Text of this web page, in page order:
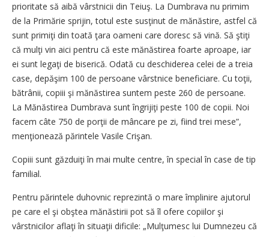
prioritate să aibă vârstnicii din Teiuş. La Dumbrava nu primim
de la Primărie sprijin, totul este susţinut de mănăstire, astfel că
sunt primiţi din toată ţara oameni care doresc să vină. Să ştiţi
că mulţi vin aici pentru că este mănăstirea foarte aproape, iar
ei sunt legaţi de biserică. Odată cu deschiderea celei de a treia
case, depăşim 100 de persoane vârstnice beneficiare. Cu toţii,
bătrânii, copiii şi mănăstirea suntem peste 260 de persoane.
La Mănăstirea Dumbrava sunt îngrijiţi peste 100 de copii. Noi
facem câte 750 de porţii de mâncare pe zi, fiind trei mese”,
menţionează părintele Vasile Crişan.
Copiii sunt găzduiţi în mai multe centre, în special în case de tip
familial.
Pentru părintele duhovnic reprezintă o mare împlinire ajutorul
pe care el şi obştea mănăstirii pot să îl ofere copiilor şi
vârstnicilor aflaţi în situaţii dificile: „Mulţumesc lui Dumnezeu că